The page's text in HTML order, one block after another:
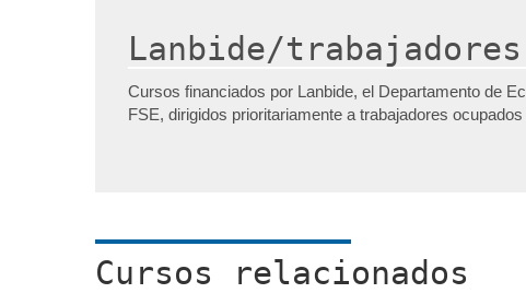
Lanbide/trabajadores
Cursos financiados por Lanbide, el Departamento de
FSE, dirigidos prioritariamente a trabajadores ocupados
Cursos relacionados